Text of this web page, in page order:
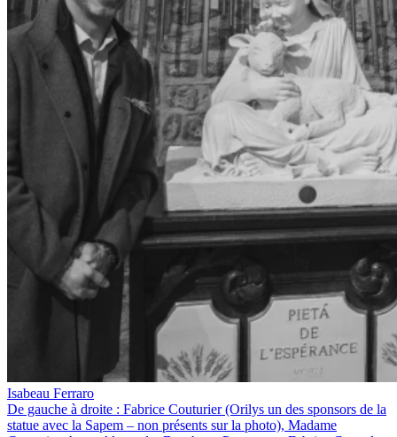
Isabeau Ferraro
De gauche à droite : Fabrice Couturier (Orilys un des sponsors de la
statue avec la Sapem – non présents sur la photo), Madame